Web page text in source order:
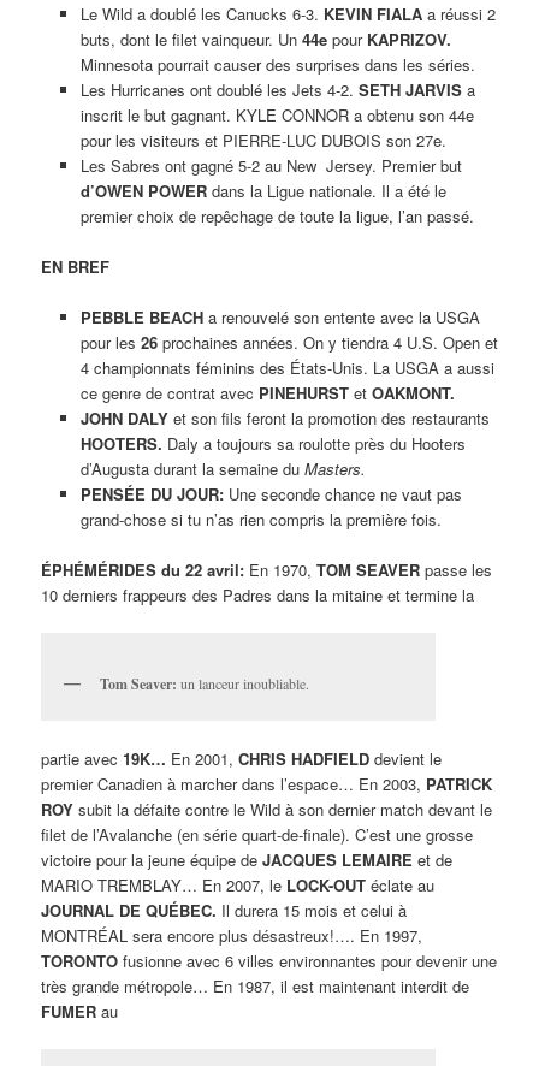
Le Wild a doublé les Canucks 6-3. KEVIN FIALAa réussi 2
buts, dont le filet vainqueur. Un 44epour KAPRIZOV.
Minnesota pourrait causer des surprises dans les séries.
Les Hurricanes ont doublé les Jets 4-2. SETH JARVISa
inscrit le but gagnant. KYLE CONNOR a obtenu son 44e
pour les visiteurs et PIERRE-LUC DUBOIS son 27e.
Les Sabres ont gagné 5-2 au New Jersey. Premier but
d’OWEN POWERdans la Ligue nationale. Il a été le
premier choix de repêchage de toute la ligue, l’an passé.
EN BREF
PEBBLE BEACHa renouvelé son entente avec la USGA
pour les 26prochaines années. On y tiendra 4 U.S. Open et
4 championnats féminins des États-Unis. La USGA a aussi
ce genre de contrat avec PINEHURSTet OAKMONT.
JOHN DALYet son fils feront la promotion des restaurants
HOOTERS. Daly a toujours sa roulotte près du Hooters
d’Augusta durant la semaine du Masters.
PENSÉE DU JOUR:Une seconde chance ne vaut pas
grand-chose si tu n’as rien compris la première fois.
ÉPHÉMÉRIDES du 22 avril: En 1970,TOM SEAVER passe les
10 derniers frappeurs des Padres dans la mitaine et termine la
Tom Seaver: un lanceur inoubliable.
partie avec19K… En 2001,CHRIS HADFIELD devient le
premier Canadien à marcher dans l’espace… En 2003, PATRICK
ROY subit la défaite contre le Wild à son dernier match devant le
filet de l’Avalanche (en série quart-de-finale). C’est une grosse
victoire pour la jeune équipe deJACQUES LEMAIRE et de
MARIO TREMBLAY… En 2007, le LOCK-OUT éclate au
JOURNAL DE QUÉBEC. Il durera 15 mois et celui à
MONTRÉAL sera encore plus désastreux!…. En 1997,
TORONTO fusionne avec 6 villes environnantes pour devenir une
très grande métropole… En 1987, il est maintenant interdit de
FUMER au